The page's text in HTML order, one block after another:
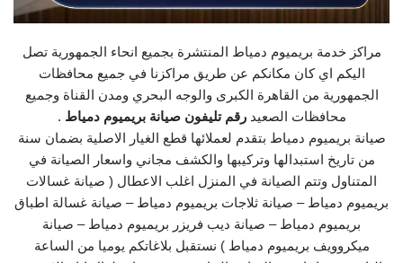
مراكز خدمة بريميوم دمياط المنتشرة بجميع انحاء الجمهورية تصل
اليكم اي كان مكانكم عن طريق مراكزنا في جميع محافظات
الجمهورية من القاهرة الكبرى والوجه البحري ومدن القناة وجميع
محافظات الصعيد رقم تليفون صيانة بريميوم دمياط .
صيانة بريميوم دمياط بتقدم لعملائها قطع الغيار الاصلية بضمان سنة
من تاريخ استبدالها وتركيبها والكشف مجاني واسعار الصيانة في
المتناول وتتم الصيانة في المنزل اغلب الاعطال ( صيانة غسالات
بريميوم دمياط – صيانة ثلاجات بريميوم دمياط – صيانة غسالة اطباق
بريميوم دمياط – صيانة ديب فريزر بريميوم دمياط – صيانة
ميكروويف بريميوم دمياط ) نستقبل بلاغاتكم يوميا من الساعة